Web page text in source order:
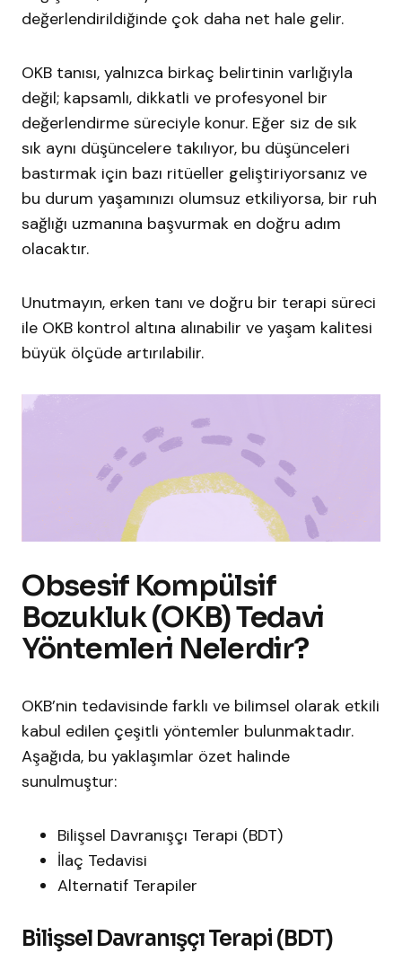
değerlendirildiğinde çok daha net hale gelir.
OKB tanısı, yalnızca birkaç belirtinin varlığıyla
değil; kapsamlı, dikkatli ve profesyonel bir
değerlendirme süreciyle konur. Eğer siz de sık
sık aynı düşüncelere takılıyor, bu düşünceleri
bastırmak için bazı ritüeller geliştiriyorsanız ve
bu durum yaşamınızı olumsuz etkiliyorsa, bir ruh
sağlığı uzmanına başvurmak en doğru adım
olacaktır.
Unutmayın, erken tanı ve doğru bir terapi süreci
ile OKB kontrol altına alınabilir ve yaşam kalitesi
büyük ölçüde artırılabilir.
Obsesif Kompülsif
Bozukluk (OKB) Tedavi
Yöntemleri Nelerdir?
OKB’nin tedavisinde farklı ve bilimsel olarak etkili
kabul edilen çeşitli yöntemler bulunmaktadır.
Aşağıda, bu yaklaşımlar özet halinde
sunulmuştur:
Bilişsel Davranışçı Terapi (BDT)
İlaç Tedavisi
Alternatif Terapiler
Bilişsel Davranışçı Terapi (BDT)